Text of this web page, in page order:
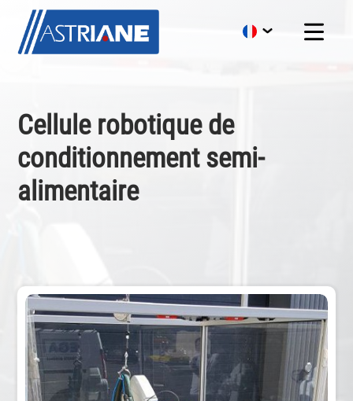
Cellule robotique de
conditionnement semi-
alimentaire